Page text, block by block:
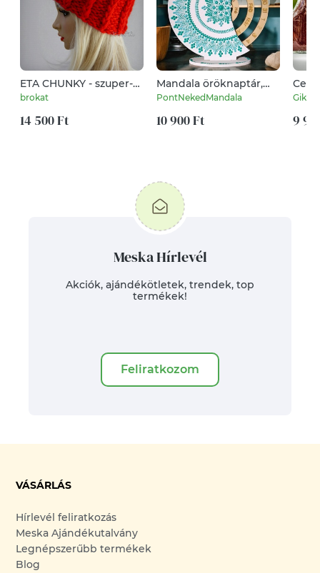
ETA CHUNKY - szuper-
vastag kézzel kötött
brokat
14 500 Ft
Mandala öröknaptár,
fehér - türkiz zöld, álló
PontNekedMandala
10 900 Ft
szett
9
Meska Hírlevél
Akciók, ajándékötletek, trendek, top
termékek!
Feliratkozom
VÁSÁRLÁS
Hírlevél feliratkozás
Meska Ajándékutalvány
Legnépszerűbb termékek
Blog